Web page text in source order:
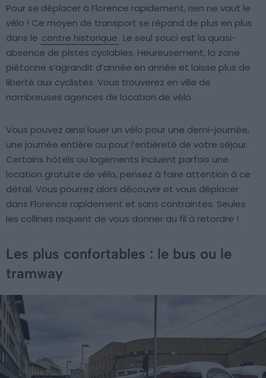
Pour se déplacer à Florence rapidement, rien ne vaut le
vélo ! Ce moyen de transport se répand de plus en plus
dans le centre historique. Le seul souci est la quasi-
absence de pistes cyclables. Heureusement, la zone
piétonne s’agrandit d’année en année et laisse plus de
liberté aux cyclistes. Vous trouverez en ville de
nombreuses agences de location de vélo.
Vous pouvez ainsi louer un vélo pour une demi-journée,
une journée entière ou pour l’entièreté de votre séjour.
Certains hôtels ou logements incluent parfois une
location gratuite de vélo, pensez à faire attention à ce
détail. Vous pourrez alors découvrir et vous déplacer
dans Florence rapidement et sans contraintes. Seules
les collines risquent de vous donner du fil à retordre !
Les plus confortables : le bus ou le
tramway